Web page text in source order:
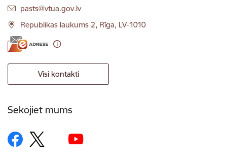
E-pasts:
pasts@vtua.gov.lv
Republikas laukums 2, Rīga, LV-1010
Visi kontakti
Sekojiet mums